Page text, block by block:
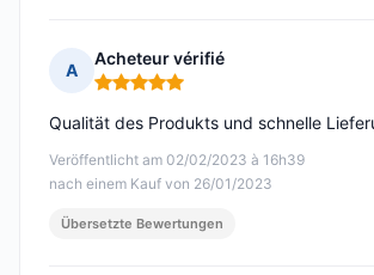
A
Acheteur vérifié
Hinweis: 5 von 5
Veröffentlicht am 02/02/2023 à 16h39
nach einem Kauf von 26/01/2023
Qualität des Produkts und schnelle
Übersetzte Bewertungen